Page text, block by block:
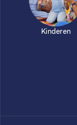
Kinderen